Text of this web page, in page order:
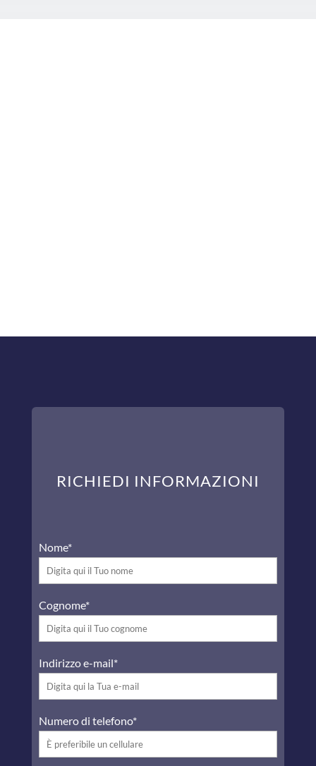
RICHIEDI INFORMAZIONI
Nome*
Cognome*
Indirizzo e-mail*
Numero di telefono*